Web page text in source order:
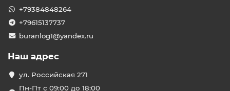
+79384848264
+79615137737
buranlog1@yandex.ru
Наш адрес
ул. Российская 271
Пн-Пт с 09:00 до 18:00